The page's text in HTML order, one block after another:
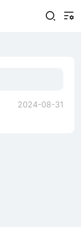
2024-08-31